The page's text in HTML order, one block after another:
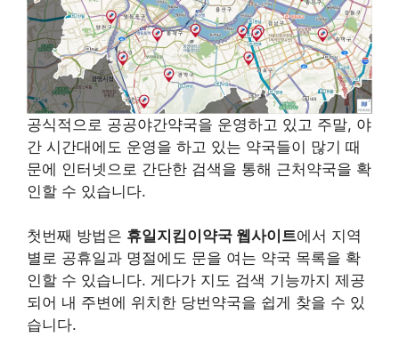
공식적으로 공공야간약국을 운영하고 있고 주말, 야
간 시간대에도 운영을 하고 있는 약국들이 많기 때
문에 인터넷으로 간단한 검색을 통해 근처약국을 확
인할 수 있습니다.
첫번째 방법은 휴일지킴이약국 웹사이트에서 지역
별로 공휴일과 명절에도 문을 여는 약국 목록을 확
인할 수 있습니다. 게다가 지도 검색 기능까지 제공
되어 내 주변에 위치한 당번약국을 쉽게 찾을 수 있
습니다.